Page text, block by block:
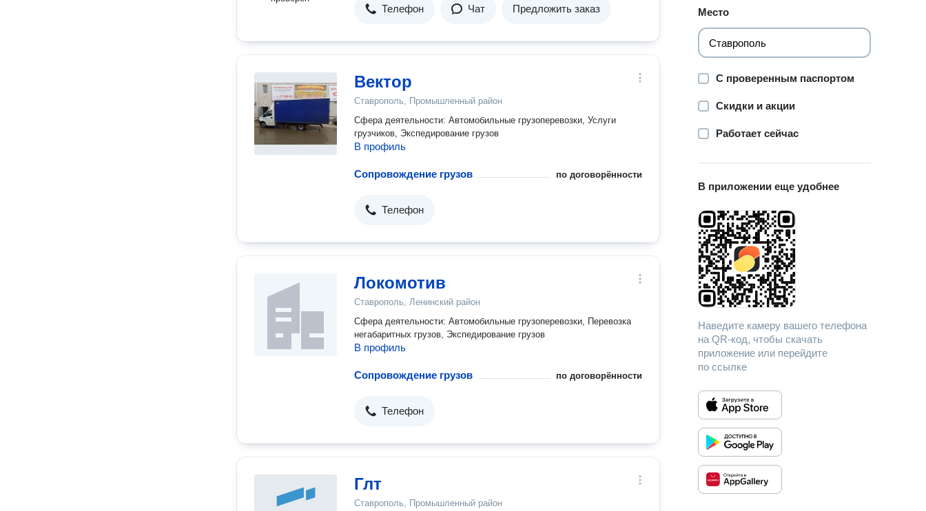
Телефон Чат Предложить заказ
Вектор
Ставрополь, Промышленный район
Сфера деятельности: Автомобильные грузоперевозки, Услуги
грузчиков, Экспедирование грузов
В профиль
Сопровождение грузов по договорённости
Телефон
Локомотив
Ставрополь, Ленинский район
Сфера деятельности: Автомобильные грузоперевозки, Перевозка
негабаритных грузов, Экспедирование грузов
В профиль
Сопровождение грузов по договорённости
Телефон
Глт
Ставрополь, Промышленный район
Место
С проверенным паспортом
Скидки и акции
Работает сейчас
В приложении еще удобнее
Наведите камеру вашего телефона
на QR-код, чтобы скачать
приложение или перейдите
по ссылке